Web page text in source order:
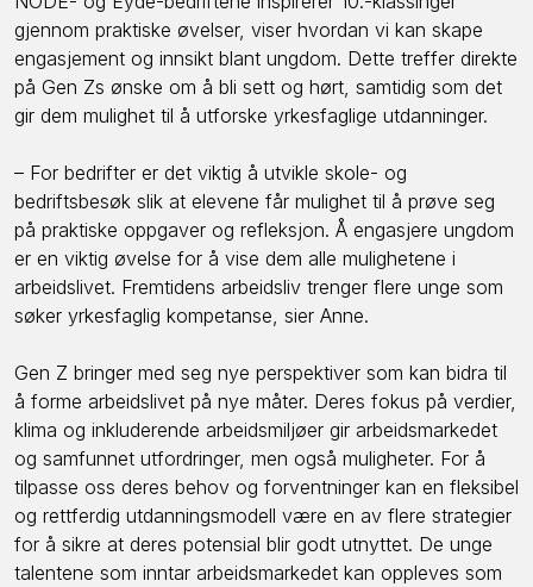
gjennom praktiske øvelser, viser hvordan vi kan skape
engasjement og innsikt blant ungdom. Dette treffer direkte
på Gen Zs ønske om å bli sett og hørt, samtidig som det
gir dem mulighet til å utforske yrkesfaglige utdanninger.
– For bedrifter er det viktig å utvikle skole- og
bedriftsbesøk slik at elevene får mulighet til å prøve seg
på praktiske oppgaver og refleksjon. Å engasjere ungdom
er en viktig øvelse for å vise dem alle mulighetene i
arbeidslivet. Fremtidens arbeidsliv trenger flere unge som
søker yrkesfaglig kompetanse, sier Anne.
Gen Z bringer med seg nye perspektiver som kan bidra til
å forme arbeidslivet på nye måter. Deres fokus på verdier,
klima og inkluderende arbeidsmiljøer gir arbeidsmarkedet
og samfunnet utfordringer, men også muligheter. For å
tilpasse oss deres behov og forventninger kan en fleksibel
og rettferdig utdanningsmodell være en av flere strategier
for å sikre at deres potensial blir godt utnyttet. De unge
talentene som inntar arbeidsmarkedet kan oppleves som